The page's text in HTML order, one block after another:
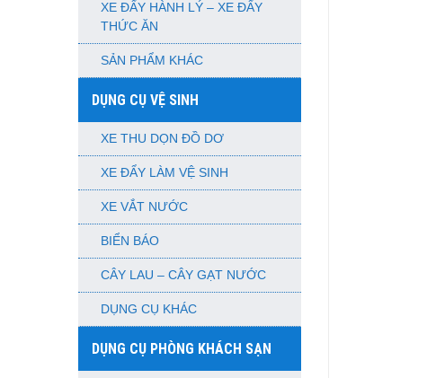
XE ĐẨY HÀNH LÝ – XE ĐẨY
THỨC ĂN
SẢN PHẨM KHÁC
DỤNG CỤ VỆ SINH
XE THU DỌN ĐỒ DƠ
XE ĐẨY LÀM VỆ SINH
XE VẮT NƯỚC
BIỂN BÁO
CÂY LAU – CÂY GẠT NƯỚC
DỤNG CỤ KHÁC
DỤNG CỤ PHÒNG KHÁCH SẠN